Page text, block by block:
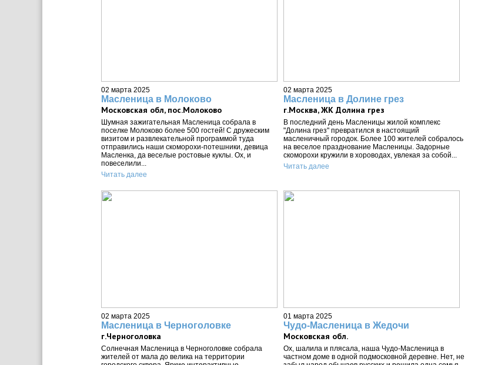
02 марта 2025
Масленица в Молоково
Московская обл, пос.Молоково
Шумная зажигательная Масленица собрала в
поселке Молоково более 500 гостей! С дружеским
визитом и развлекательной программой туда
отправились наши скоморохи-потешники, девица
Масленка, да веселые ростовые куклы. Ох, и
повеселили...
Читать далее
02 марта 2025
Масленица в Долине грез
г.Москва, ЖК Долина грез
В последний день Масленицы жилой комплекс
"Долина грез" превратился в настоящий
масленичный городок. Более 100 жителей собралось
на веселое празднование Масленицы. Задорные
скоморохи кружили в хороводах, увлекая за собой...
Читать далее
02 марта 2025
Масленица в Черноголовке
г.Черноголовка
Солнечная Масленица в Черноголовке собрала
жителей от мала до велика на территории
01 марта 2025
Чудо-Масленица в Жедочи
Московская обл.
Ох, шалила и плясала, наша Чудо-Масленица в
частном доме в одной подмосковной деревне. Нет, не